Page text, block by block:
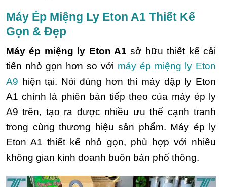
Máy Ép Miệng Ly Eton A1 Thiết Kế
Gọn & Đẹp
Máy ép miệng ly Eton A1 sở hữu thiết kế cải
tiến nhỏ gọn hơn so với máy ép miệng ly Eton
A9 hiện tại. Nói đúng hơn thì máy dập ly Eton
A1 chính là phiên bản tiếp theo của máy ép ly
A9 trên, tạo ra được nhiều ưu thế cạnh tranh
trong cùng thương hiệu sản phẩm. Máy ép ly
Eton A1 thiết kế nhỏ gọn, phù hợp với nhiều
không gian kinh doanh buôn bán phổ thông.